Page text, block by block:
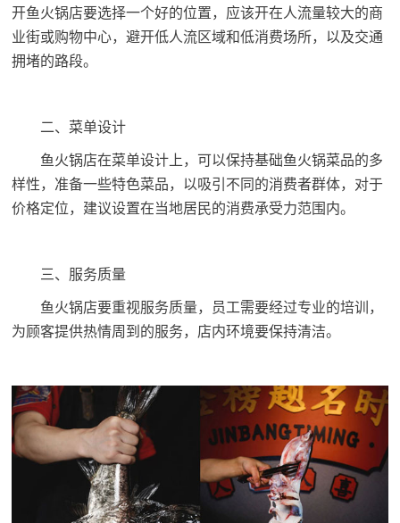
开鱼火锅店要选择一个好的位置，应该开在人流量较大的商
业街或购物中心，避开低人流区域和低消费场所，以及交通
拥堵的路段。
二、菜单设计
鱼火锅店在菜单设计上，可以保持基础鱼火锅菜品的多
样性，准备一些特色菜品，以吸引不同的消费者群体，对于
价格定位，建议设置在当地居民的消费承受力范围内。
三、服务质量
鱼火锅店要重视服务质量，员工需要经过专业的培训，
为顾客提供热情周到的服务，店内环境要保持清洁。